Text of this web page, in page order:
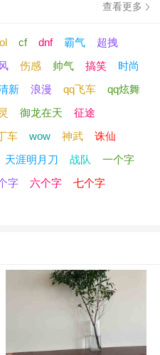
查看更多
cf dnf 霸气
超拽
伤感 帅气 搞笑
时尚
新 浪漫 qq飞车
qq炫舞
御龙在天
征途
车 wow 神武
诛仙
天涯明月刀 战队
一个字
字 六个字
七个字